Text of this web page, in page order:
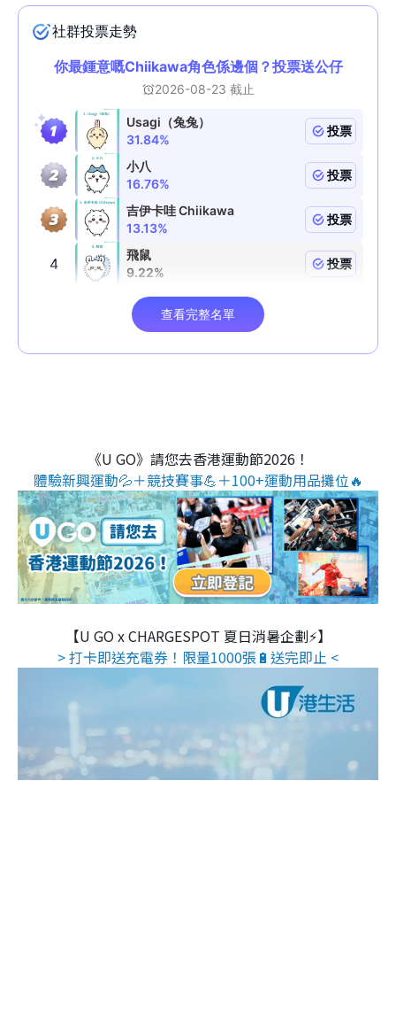
《U GO》請您去香港運動節2026！
體驗新興運動💦＋競技賽事💪＋100+運動用品攤位🔥
【U GO x CHARGESPOT 夏日消暑企劃⚡】
> 打卡即送充電券！限量1000張🔋送完即止 <